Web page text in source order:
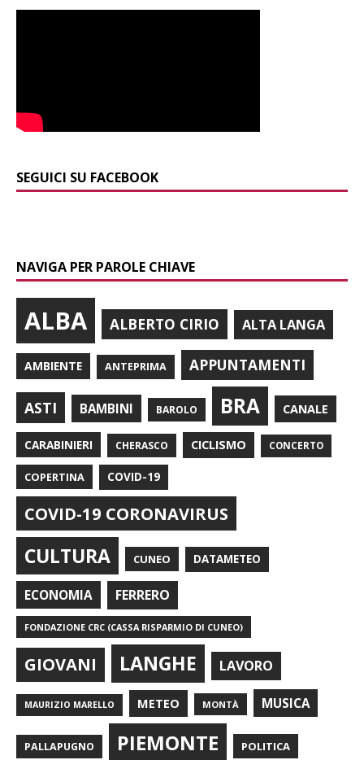
SEGUICI SU FACEBOOK
NAVIGA PER PAROLE CHIAVE
ALBA ALBERTO CIRIO ALTA LANGA
AMBIENTE ANTEPRIMA APPUNTAMENTI
ASTI BAMBINI BAROLO BRA CANALE
CARABINIERI CHERASCO CICLISMO CONCERTO
COPERTINA COVID-19
COVID-19 CORONAVIRUS
CULTURA CUNEO DATAMETEO
ECONOMIA FERRERO
FONDAZIONE CRC (CASSA RISPARMIO DI CUNEO)
GIOVANI LANGHE LAVORO
MAURIZIO MARELLO METEO MONTÀ MUSICA
PALLAPUGNO PIEMONTE POLITICA